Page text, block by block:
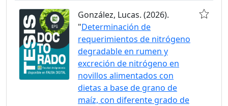
González, Lucas. (2026).
"Determinación de
requerimientos de nitrógeno
degradable en rumen y
excreción de nitrógeno en
novillos alimentados con
dietas a base de grano de
maíz, con diferente grado de